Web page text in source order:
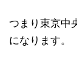
つまり東京中
になります。